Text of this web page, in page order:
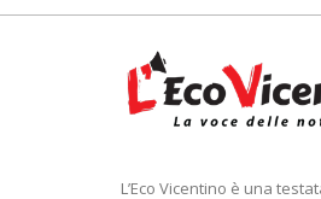
L’Eco Vicentino è una